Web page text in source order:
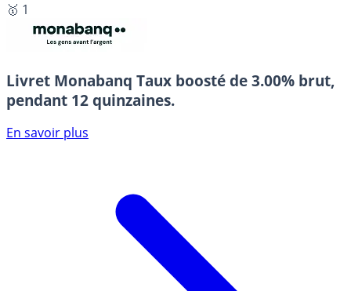
🥇 1
Livret Monabanq Taux boosté de 3.00% brut,
pendant 12 quinzaines.
En savoir plus